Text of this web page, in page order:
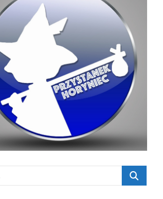
Szukaj